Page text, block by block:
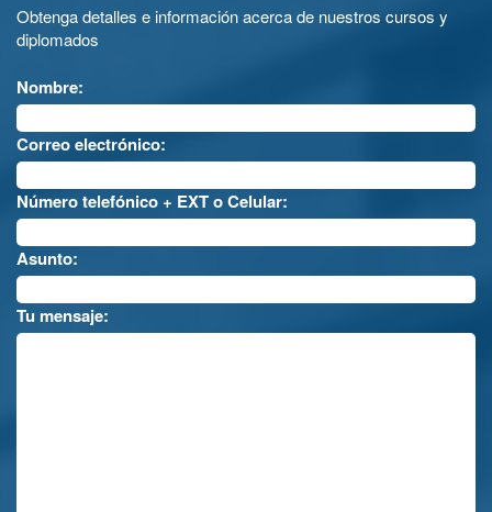
Obtenga detalles e información acerca de nuestros cursos y
diplomados
Nombre:
Correo electrónico:
Número telefónico + EXT o Celular:
Asunto:
Tu mensaje: